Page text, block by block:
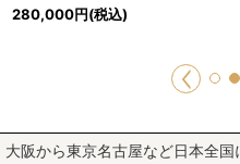
280,000円(税込)
大阪から東京名古屋など日本全